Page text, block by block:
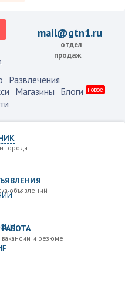
mail@gtn1.ru
отдел
продаж
Развлечения
Магазины Блоги новое
города
объявлений
РАБОТА
вакансии и резюме